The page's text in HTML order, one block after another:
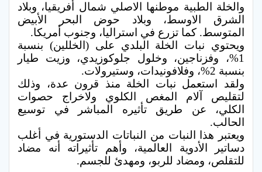
والخلة الطبية موطنها الاصلي شمال أفريقيا، وبلاد
الشرق الاوسط، وبلاد حوض البحر الأبيض
المتوسط. كما تزرع في استراليا، وجنوب أمريكا.
ويحتوي نبات الخلة البلدي على (الخللين) بنسبة
1%، وفزناجين، وخلول جلوكوزيدي، وزيت طيار
بنسبة 2%، وفلافونيدات، وستيرولات.
ولقد استعمل نبات الخلة منذ قرون عدة، وذلك
لتقليص آلام المغص الكلوي ولاخراج حصوات
الكلي، عن طريق تأثيره المباشر في توسيع
الحالب.
ويعتبر هذا النبات من النباتات الدستورية في أغلب
دساتير الأدوية العالمية، وأهم تأثيراته أنه مضاد
للتقلص، ومضاد للربو، ومهدئ للجسم.